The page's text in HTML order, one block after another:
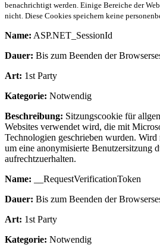
benachrichtigt werden. Einige Bereiche der
nicht. Diese Cookies speichern keine
Name: ASP.NET_SessionId
Dauer: Bis zum Beenden der
Art: 1st Party
Kategorie: Notwendig
Beschreibung: Sitzungscookie für
Websites verwendet wird, die mit
Technologien geschrieben wurden.
um eine anonymisierte Benutzersitzung
aufrechtzuerhalten.
Name: __RequestVerificationToken
Dauer: Bis zum Beenden der
Art: 1st Party
Kategorie: Notwendig